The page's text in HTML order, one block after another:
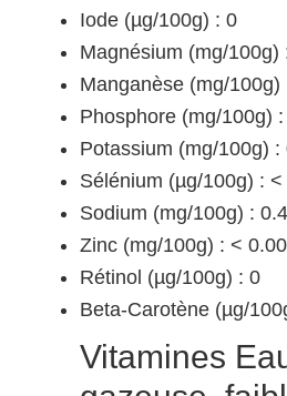
Iode (µg/100g) : 0
Magnésium (mg/100g)
Manganèse (mg/100g)
Phosphore (mg/100g)
Potassium (mg/100g) :
Sélénium (µg/100g) : <
Sodium (mg/100g) :
Zinc (mg/100g) : <
Rétinol (µg/100g) : 0
Beta-Carotène (µg/
Vitamines